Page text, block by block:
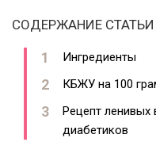
СОДЕРЖАНИЕ СТАТЬИ
Ингредиенты
КБЖУ на 100
Рецепт ленивых
диабетиков